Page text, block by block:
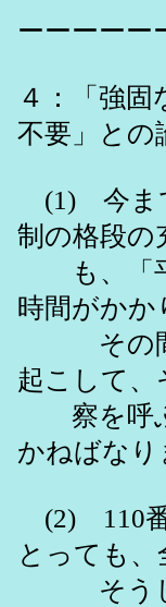
ーーーーー
４：「強
不要」との
(1) 今ま
制の格段の
も、「平
時間がかか
その間に
起こして、
察を呼ぶ
かねばなり
(2) 110番
とっても、
そうして